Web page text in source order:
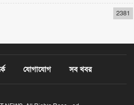
2381
যোগাযোগ সব খবর